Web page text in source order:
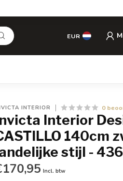
EUR
INTERIOR 0
Interior
140cm
stijl -
Incl. btw